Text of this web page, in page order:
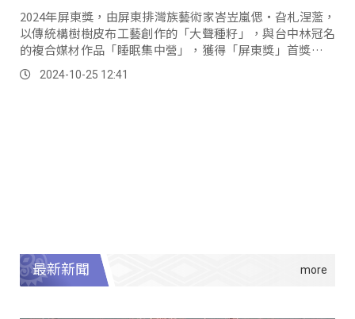
2024年屏東獎，由屏東排灣族藝術家峇岦嵐偲・旮札涅蘫，
以傳統構樹樹皮布工藝創作的「大聲種籽」，與台中林冠名
的複合媒材作品「睡眠集中營」，獲得「屏東獎」首獎，各
獲頒15萬元獎金，作品由屏東縣政府典藏。
2024-10-25 12:41
最新新聞